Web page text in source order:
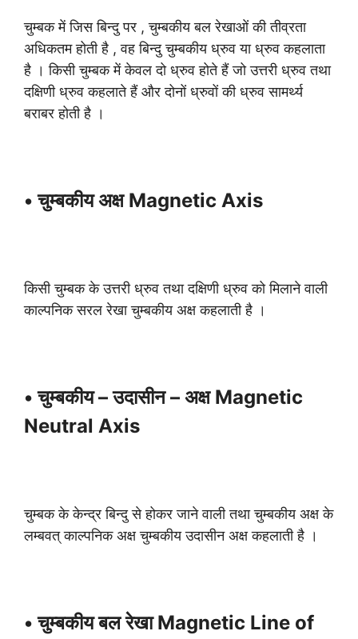
चुम्बक में जिस बिन्दु पर , चुम्बकीय बल रेखाओं की तीव्रता
अधिकतम होती है , वह बिन्दु चुम्बकीय ध्रुव या ध्रुव कहलाता
है । किसी चुम्बक में केवल दो ध्रुव होते हैं जो उत्तरी ध्रुव तथा
दक्षिणी ध्रुव कहलाते हैं और दोनों ध्रुवों की ध्रुव सामर्थ्य
बराबर होती है ।
• चुम्बकीय अक्ष Magnetic Axis
किसी चुम्बक के उत्तरी ध्रुव तथा दक्षिणी ध्रुव को मिलाने वाली
काल्पनिक सरल रेखा चुम्बकीय अक्ष कहलाती है ।
• चुम्बकीय – उदासीन – अक्ष Magnetic
Neutral Axis
चुम्बक के केन्द्र बिन्दु से होकर जाने वाली तथा चुम्बकीय अक्ष के
लम्बवत् काल्पनिक अक्ष चुम्बकीय उदासीन अक्ष कहलाती है ।
• चुम्बकीय बल रेखा Magnetic Line of